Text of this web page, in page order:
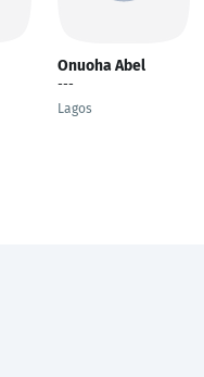
Onuoha Abel
---
Lagos